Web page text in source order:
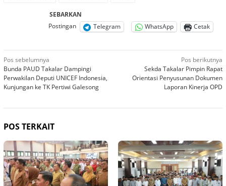
SEBARKAN
Postingan
Telegram WhatsApp Cetak
Navigasi
pos
Pos sebelumnya
Bunda PAUD Takalar Dampingi
Perwakilan Deputi UNICEF Indonesia,
Kunjungan ke TK Pertiwi Galesong
Pos berikutnya
Sekda Takalar Pimpin Rapat
Orientasi Penyusunan Dokumen
Laporan Kinerja OPD
POS TERKAIT